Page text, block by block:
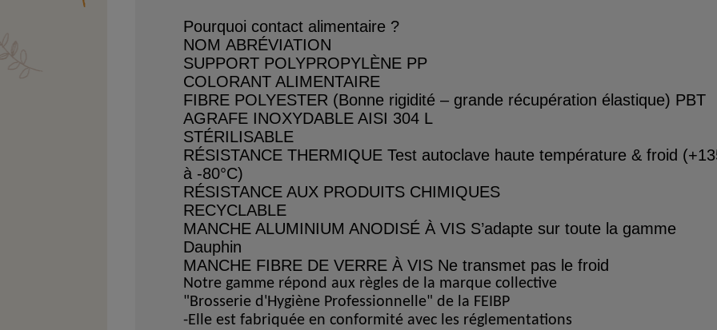
Pourquoi contact alimentaire ?
NOM ABRÉVIATION
SUPPORT POLYPROPYLÈNE PP
COLORANT ALIMENTAIRE
FIBRE POLYESTER (Bonne rigidité – grande récupération élastique) PBT
AGRAFE INOXYDABLE AISI 304 L
STÉRILISABLE
RÉSISTANCE THERMIQUETest autoclave haute température & froid
à -80°C)
RÉSISTANCE AUX PRODUITS CHIMIQUES
RECYCLABLE
MANCHE ALUMINIUM ANODISÉ À VIS S’adapte sur toute la gamme
Dauphin
MANCHE FIBRE DE VERRE À VIS Ne transmet pas le froid
Notre gamme répond aux règles de la marque collective
"Brosserie d'Hygiène Professionnelle" de la FEIBP
-Elle est fabriquée en conformité avec les réglementations